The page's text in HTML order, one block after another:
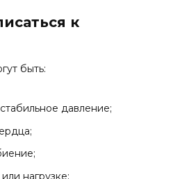
к
быть:
давление;
нагрузке;